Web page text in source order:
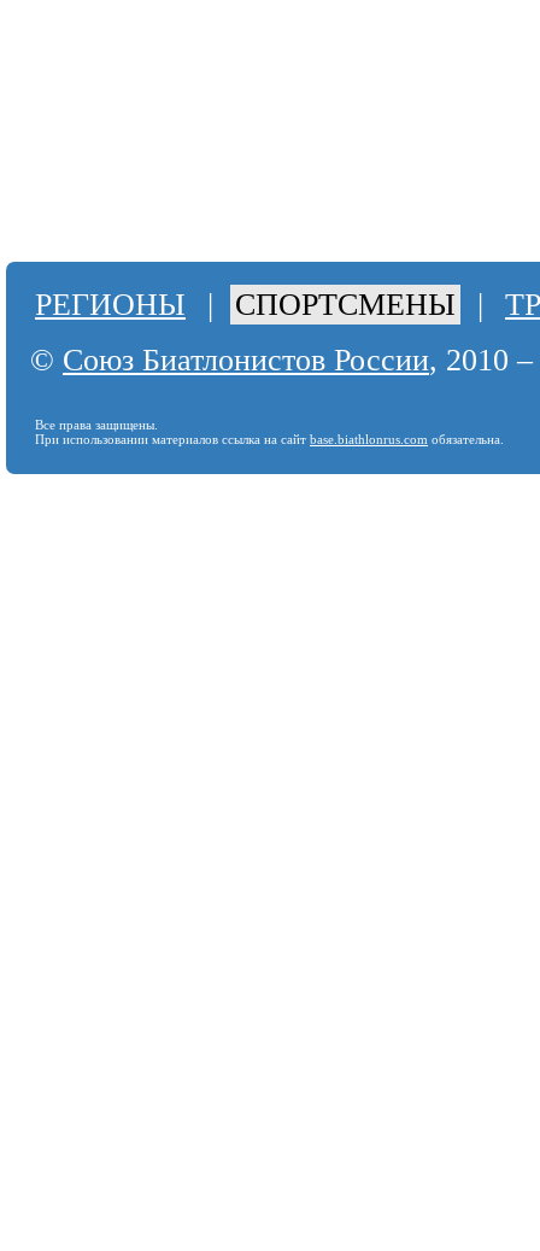
РЕГИОНЫ | СПОРТСМЕНЫ |
© Союз Биатлонистов России, 2010
Все права защищены.
При использовании материалов ссылка на сайт base.biathlonrus.com обязательна.